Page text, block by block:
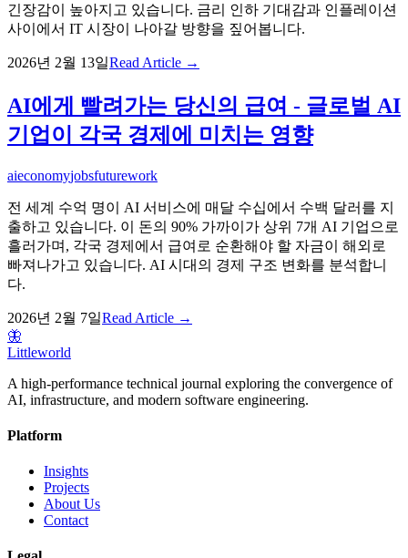
긴장감이 높아지고 있습니다. 금리 인하 기대감과 인플레이션
사이에서 IT 시장이 나아갈 방향을 짚어봅니다.
2026년 2월 13일Read Article →
AI에게 빨려가는 당신의 급여 - 글로벌 AI
기업이 각국 경제에 미치는 영향
aieconomyjobsfuturework
전 세계 수억 명이 AI 서비스에 매달 수십에서 수백 달러를 지
출하고 있습니다. 이 돈의 90% 가까이가 상위 7개 AI 기업으로
흘러가며, 각국 경제에서 급여로 순환해야 할 자금이 해외로
빠져나가고 있습니다. AI 시대의 경제 구조 변화를 분석합니
다.
2026년 2월 7일Read Article →
🦋
Littleworld
A high-performance technical journal exploring the convergence of
AI, infrastructure, and modern software engineering.
Platform
Insights
Projects
About Us
Contact